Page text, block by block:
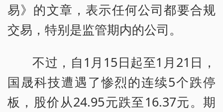
易》的文章，表示任何公司都要合规
交易，特别是监管期内的公司。
不过，自1月15日起至1月21日，
国晟科技遭遇了惨烈的连续5个跌停
板，股价从24.95元跌至16.37元。期